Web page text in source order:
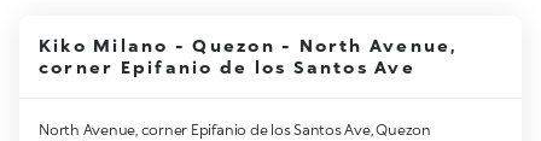
Kiko Milano - Quezon - North Avenue,
corner Epifanio de los Santos Ave
North Avenue, corner Epifanio de los Santos Ave, Quezon